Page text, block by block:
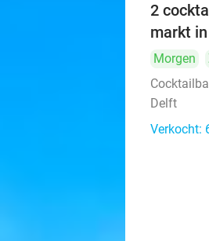
2
markt
Morgen
Delft
Verkocht: